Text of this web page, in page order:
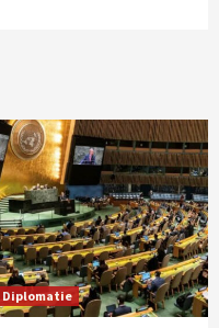
Diplomatie